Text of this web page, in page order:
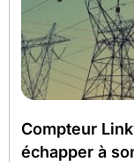
Compteur
échapper à